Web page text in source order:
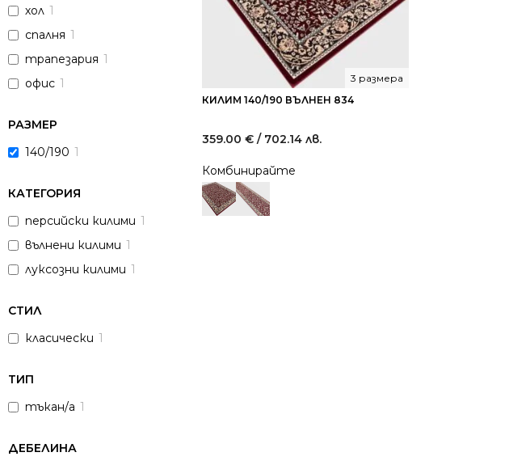
хол 1
спалня 1
трапезария 1
офис 1
РАЗМЕР
140/190 1
КАТЕГОРИЯ
персийски килими 1
вълнени килими 1
луксозни килими 1
СТИЛ
класически 1
ТИП
тъкан/а 1
ДЕБЕЛИНА
КИЛИМ 140/190 ВЪЛНЕН 834
3 размера
359.00 € / 702.14 лв.
Комбинирайте